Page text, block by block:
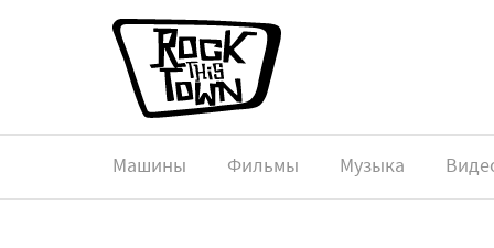
Машины Фильмы Музыка